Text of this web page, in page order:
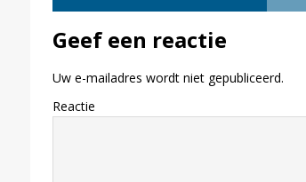
Geef een reactie
Uw e-mailadres wordt niet gepubliceerd.
Reactie